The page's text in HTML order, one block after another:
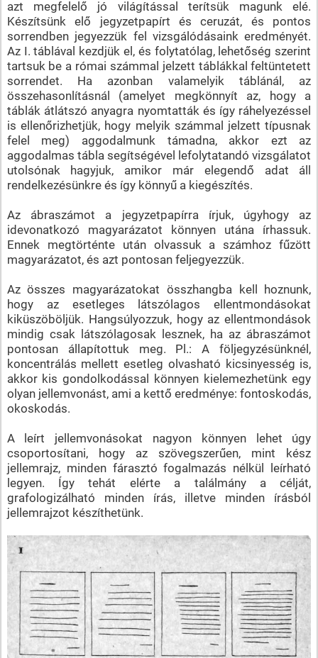
azt megfelelő jó világítással terítsük magunk elé.
Készítsünk elő jegyzetpapírt és ceruzát, és pontos
sorrendben jegyezzük fel vizsgálódásaink eredményét.
Az I. táblával kezdjük el, és folytatólag, lehetőség szerint
tartsuk be a római számmal jelzett táblákkal feltüntetett
sorrendet. Ha azonban valamelyik táblánál, az
összehasonlításnál (amelyet megkönnyít az, hogy a
táblák átlátszó anyagra nyomtatták és így ráhelyezéssel
is ellenőrizhetjük, hogy melyik számmal jelzett típusnak
felel meg) aggodalmunk támadna, akkor ezt az
aggodalmas tábla segítségével lefolytatandó vizsgálatot
utolsónak hagyjuk, amikor már elegendő adat áll
rendelkezésünkre és így könnyű a kiegészítés.
Az ábraszámot a jegyzetpapírra írjuk, úgyhogy az
idevonatkozó magyarázatot könnyen utána írhassuk.
Ennek megtörténte után olvassuk a számhoz fűzött
magyarázatot, és azt pontosan feljegyezzük.
Az összes magyarázatokat összhangba kell hoznunk,
hogy az esetleges látszólagos ellentmondásokat
kiküszöböljük. Hangsúlyozzuk, hogy az ellentmondások
mindig csak látszólagosak lesznek, ha az ábraszámot
pontosan állapítottuk meg. Pl.: A följegyzésünknél,
koncentrálás mellett esetleg olvasható kicsinyesség is,
akkor kis gondolkodással könnyen kielemezhetünk egy
olyan jellemvonást, ami a kettő eredménye: fontoskodás,
okoskodás.
A leírt jellemvonásokat nagyon könnyen lehet úgy
csoportosítani, hogy az szövegszerűen, mint kész
jellemrajz, minden fárasztó fogalmazás nélkül leírható
legyen. Így tehát elérte a találmány a célját,
grafologizálható minden írás, illetve minden írásból
jellemrajzot készíthetünk.